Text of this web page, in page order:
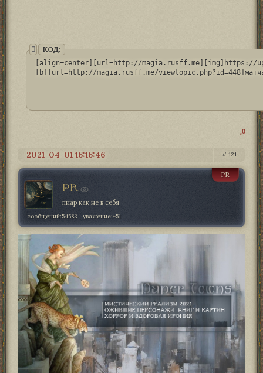
КОД:
[align=center][url=http://magia.rusff.me][img]https://
[b][url=http://magia.rusff.me/
0
121
2021-04-01 16:16:46
PR
PR
пиар как не в себя
сообщений:54583 уважение:+51